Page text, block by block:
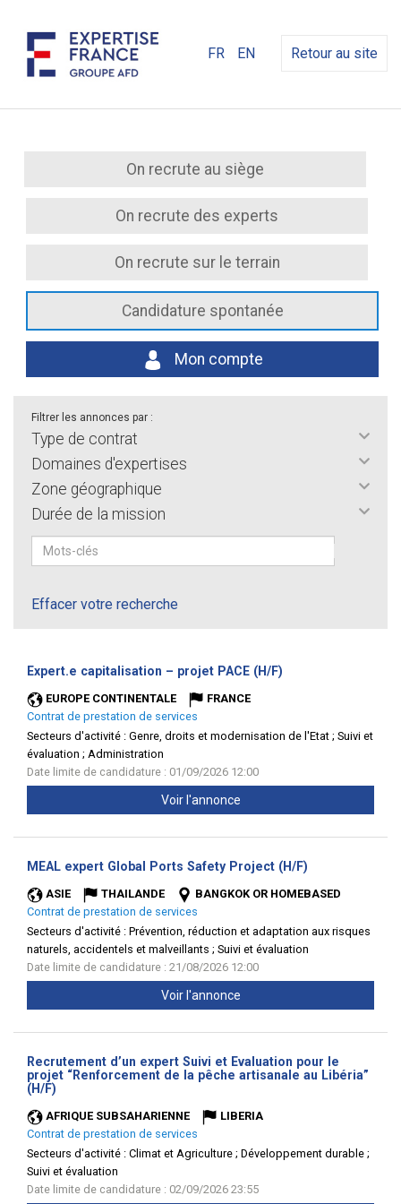
FR EN Retour au site
On recrute au siège
On recrute des experts
On recrute sur le terrain
Candidature spontanée
Mon compte
Filtrer les annonces par :
Type de contrat
Domaines d'expertises
Zone géographique
Durée de la mission
Effacer votre recherche
Expert.e capitalisation – projet PACE (H/F)
EUROPE CONTINENTALE
FRANCE
Contrat de prestation de services
Secteurs d'activité : Genre, droits et modernisation de l'Etat ; Suivi et
évaluation ; Administration
Date limite de candidature : 01/09/2026 12:00
Voir l'annonce
MEAL expert Global Ports Safety Project (H/F)
ASIE THAILANDE
BANGKOK OR HOMEBASED
Contrat de prestation de services
Secteurs d'activité : Prévention, réduction et adaptation aux risques
naturels, accidentels et malveillants ; Suivi et évaluation
Date limite de candidature : 21/08/2026 12:00
Voir l'annonce
Recrutement d’un expert Suivi et Evaluation pour le
projet “Renforcement de la pêche artisanale au Libéria”
(H/F)
AFRIQUE SUBSAHARIENNE
LIBERIA
Contrat de prestation de services
Secteurs d'activité : Climat et Agriculture ; Développement durable ;
Suivi et évaluation
Date limite de candidature : 02/09/2026 23:55